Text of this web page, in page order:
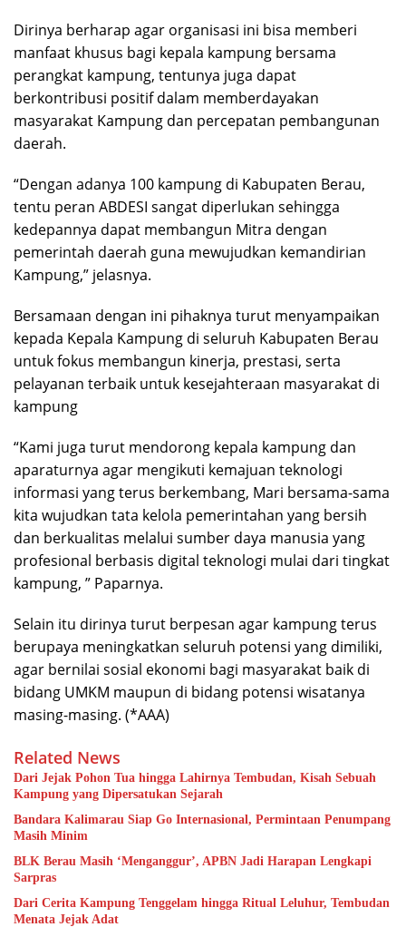
Dirinya berharap agar organisasi ini bisa memberi
manfaat khusus bagi kepala kampung bersama
perangkat kampung, tentunya juga dapat
berkontribusi positif dalam memberdayakan
masyarakat Kampung dan percepatan pembangunan
daerah.
“Dengan adanya 100 kampung di Kabupaten Berau,
tentu peran ABDESI sangat diperlukan sehingga
kedepannya dapat membangun Mitra dengan
pemerintah daerah guna mewujudkan kemandirian
Kampung,” jelasnya.
Bersamaan dengan ini pihaknya turut menyampaikan
kepada Kepala Kampung di seluruh Kabupaten Berau
untuk fokus membangun kinerja, prestasi, serta
pelayanan terbaik untuk kesejahteraan masyarakat di
kampung
“Kami juga turut mendorong kepala kampung dan
aparaturnya agar mengikuti kemajuan teknologi
informasi yang terus berkembang, Mari bersama-sama
kita wujudkan tata kelola pemerintahan yang bersih
dan berkualitas melalui sumber daya manusia yang
profesional berbasis digital teknologi mulai dari tingkat
kampung, ” Paparnya.
Selain itu dirinya turut berpesan agar kampung terus
berupaya meningkatkan seluruh potensi yang dimiliki,
agar bernilai sosial ekonomi bagi masyarakat baik di
bidang UMKM maupun di bidang potensi wisatanya
masing-masing. (*AAA)
Related News
Dari Jejak Pohon Tua hingga Lahirnya Tembudan, Kisah Sebuah
Kampung yang Dipersatukan Sejarah
Bandara Kalimarau Siap Go Internasional, Permintaan Penumpang
Masih Minim
BLK Berau Masih ‘Menganggur’, APBN Jadi Harapan Lengkapi
Sarpras
Dari Cerita Kampung Tenggelam hingga Ritual Leluhur, Tembudan
Menata Jejak Adat